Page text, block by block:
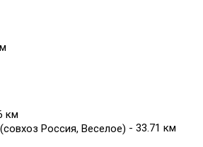
км
Россия, Веселое) - 33.71 км